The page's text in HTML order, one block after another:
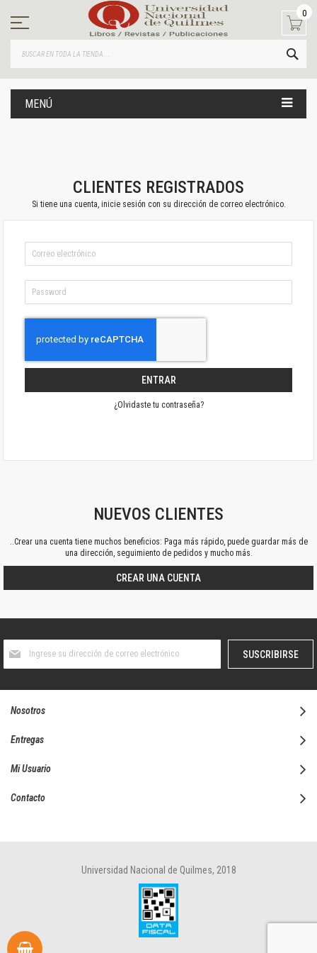
contenido
0
MENÚ
CLIENTES REGISTRADOS
Si tiene una cuenta, inicie sesión con su dirección de correo electrónico.
ENTRAR
¿Olvidaste tu contraseña?
NUEVOS CLIENTES
..Crear una cuenta tiene muchos beneficios: Paga más rápido, puede guardar más de
una dirección, seguimiento de pedidos y mucho más.
CREAR UNA CUENTA
boletín
SUSCRIBIRSE
Nosotros
Entregas
Mi Usuario
Contacto
Universidad Nacional de Quilmes, 2018